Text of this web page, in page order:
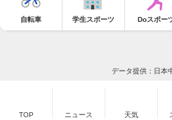
自転車 学生スポーツ Doスポー
データ提供：日本
TOP ニュース 天気